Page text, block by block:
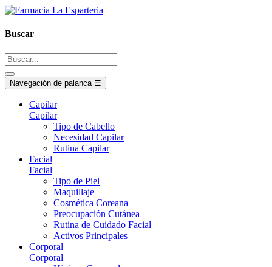
Buscar
Navegación de palanca ☰
Capilar
Capilar
Tipo de Cabello
Necesidad Capilar
Rutina Capilar
Facial
Facial
Tipo de Piel
Maquillaje
Cosmética Coreana
Preocupación Cutánea
Rutina de Cuidado Facial
Activos Principales
Corporal
Corporal